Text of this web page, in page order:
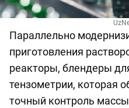
Параллельно
приготовления
реакторы, блендеры
тензометрии, которая
точный контроль